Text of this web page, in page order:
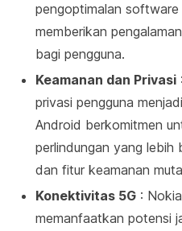
pengoptimalan
memberikan
bagi pengguna.
Keamanan dan Privasi
privasi pengguna
Android berkomitmen
perlindungan yang lebih
dan fitur keamanan
Konektivitas 5G :
memanfaatkan potensi